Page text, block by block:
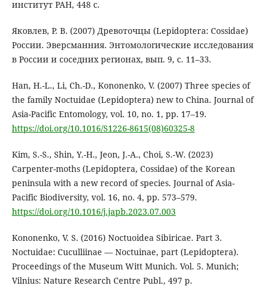
институт РАН, 448 с.
Яковлев, Р. В. (2007) Древоточцы (Lepidoptera: Cossidae)
России. Эверсманния. Энтомологические исследования
в России и соседних регионах, вып. 9, с. 11–33.
Han, H.-L., Li, Ch.-D., Kononenko, V. (2007) Three species of
the family Noctuidae (Lepidoptera) new to China. Journal of
Asia-Pacific Entomology, vol. 10, no. 1, pp. 17–19.
https://doi.org/10.1016/S1226-8615(08)60325-8
Kim, S.-S., Shin, Y.-H., Jeon, J.-A., Choi, S.-W. (2023)
Carpenter-moths (Lepidoptera, Cossidae) of the Korean
peninsula with a new record of species. Journal of Asia-
Pacific Biodiversity, vol. 16, no. 4, pp. 573–579.
https://doi.org/10.1016/j.japb.2023.07.003
Kononenko, V. S. (2016) Noctuoidea Sibiricae. Part 3.
Noctuidae: Cuculliinae — Noctuinae, part (Lepidoptera).
Proceedings of the Museum Witt Munich. Vol. 5. Munich;
Vilnius: Nature Research Centre Publ., 497 p.